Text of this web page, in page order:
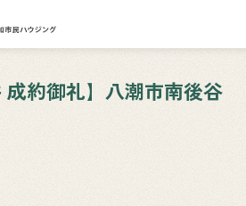
成約御礼】八潮市南後谷